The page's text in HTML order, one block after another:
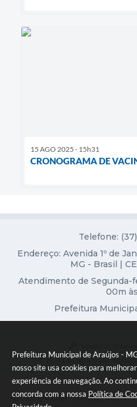
Prefeitura Municipal de Araújos -
nosso site usa cookies para
experiência de navegação. Ao
concorda com a nossa Política de
15 AGO 2025 - 15h31
CRONOGRAMA DE
Telefone:
Endereço: Avenida 1º de
MG - Brasil |
Atendimento de Segunda-
00m
Prefeitura
Portal atualizado em:
Copyright Instar - 2006-2026. Todos os